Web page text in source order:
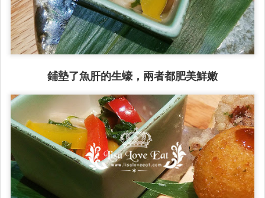
鋪墊了魚肝的生蠔，兩者都肥美鮮嫩